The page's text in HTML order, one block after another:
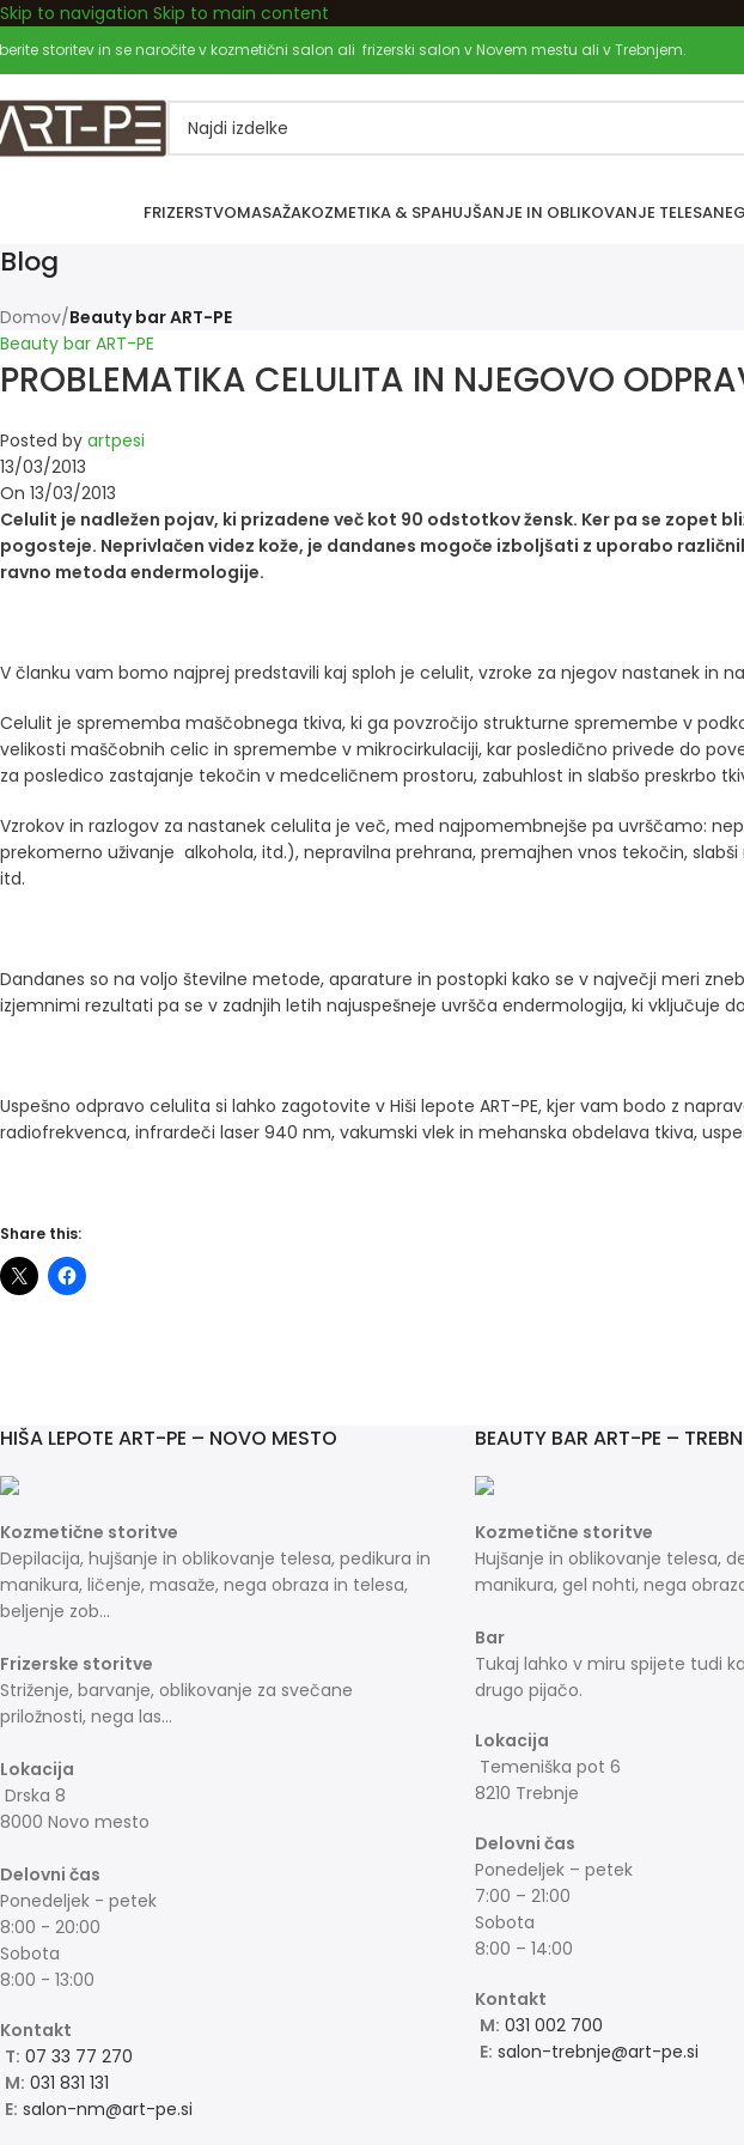
Skip to navigation Skip to main content
Dobrodošli pri nas!
storitev in se naročite v kozmetični salon ali frizerski salon v Novem mestu ali v Trebnjem.
FRIZERSTVOMASAŽAKOZMETIKA & SPAHUJŠANJE IN OBLIKOVANJE TELESA
Blog
Domov/Beauty bar ART-PE
Beauty bar ART-PE
PROBLEMATIKA CELULITA IN NJEGOVO
Posted by artpesi
13/03/2013
On 13/03/2013
Celulit je nadležen pojav, ki prizadene več kot 90 odstotkov žensk. Ker pa se zopet
pogosteje. Neprivlačen videz kože, je dandanes mogoče izboljšati z uporabo
ravno metoda endermologije.
V članku vam bomo najprej predstavili kaj sploh je celulit, vzroke za njegov nastanek in
Celulit je sprememba maščobnega tkiva, ki ga povzročijo strukturne spremembe v
velikosti maščobnih celic in spremembe v mikrocirkulaciji, kar posledično privede do
za posledico zastajanje tekočin v medceličnem prostoru, zabuhlost in slabšo preskrbo
Vzrokov in razlogov za nastanek celulita je več, med najpomembnejše pa uvrščamo:
prekomerno uživanje alkohola, itd.), nepravilna prehrana, premajhen vnos tekočin,
itd.
Dandanes so na voljo številne metode, aparature in postopki kako se v največji meri
izjemnimi rezultati pa se v zadnjih letih najuspešneje uvršča endermologija, ki vključuje
Uspešno odpravo celulita si lahko zagotovite v Hiši lepote ART-PE, kjer vam bodo z
radiofrekvenca, infrardeči laser 940 nm, vakumski vlek in mehanska obdelava tkiva,
Share this:
HIŠA LEPOTE ART-PE – NOVO MESTO
Kozmetične storitve
Depilacija, hujšanje in oblikovanje telesa, pedikura in
manikura, ličenje, masaže, nega obraza in telesa,
beljenje zob...
Frizerske storitve
Striženje, barvanje, oblikovanje za svečane
priložnosti, nega las...
Lokacija
Drska 8
8000 Novo mesto
Delovni čas
Ponedeljek - petek
8:00 - 20:00
Sobota
8:00 - 13:00
Kontakt
T: 07 33 77 270
M: 031 831 131
E: salon-nm@art-pe.si
BEAUTY BAR ART-PE –
Kozmetične storitve
Hujšanje in oblikovanje telesa,
manikura, gel nohti, nega
Bar
Tukaj lahko v miru spijete tudi
drugo pijačo.
Lokacija
Temeniška pot 6
8210 Trebnje
Delovni čas
Ponedeljek – petek
7:00 – 21:00
Sobota
8:00 – 14:00
Kontakt
M: 031 002 700
E: salon-trebnje@art-pe.si